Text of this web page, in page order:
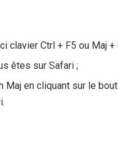
clavier Ctrl + F5 ou Maj
êtes sur Safari ;
Maj en cliquant sur le